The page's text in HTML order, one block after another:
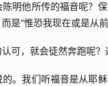
明他所传的福音呢？
是“惟恐我现在或是从前
可，就会徒然奔跑呢
。我们听福音是从耶